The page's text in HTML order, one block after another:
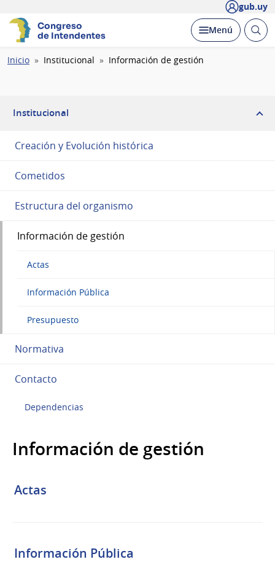
gub.uy
Congreso
de Intendentes
Desplegar
Menú Abrir
Ruta
Inicio Institucional Información de gestión
Institucional
Creación y Evolución histórica
Cometidos
Estructura del organismo
Información de gestión
Actas
Información Pública
Presupuesto
Normativa
Contacto
Dependencias
Información de gestión
Actas
Información Pública